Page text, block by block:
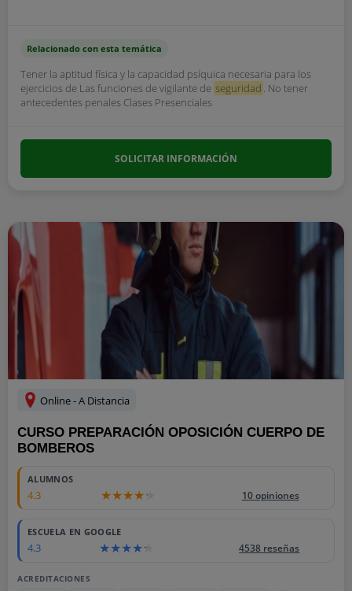
Relacionado con esta temática
Tener la aptitud física y la capacidad psíquica necesaria para los
ejercicios de Las funciones de vigilante de seguridad . No tener
antecedentes penales Clases Presenciales
SOLICITAR INFORMACIÓN
Online - A Distancia
CURSO PREPARACIÓN OPOSICIÓN CUERPO DE
BOMBEROS
ALUMNOS
4.3 10 opiniones
ESCUELA EN GOOGLE
4.3 4538 reseñas
ACREDITACIONES